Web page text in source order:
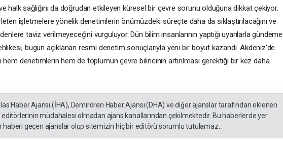
ve halk sağlığını da doğrudan etkileyen küresel bir çevre sorunu olduğuna dikkat çekiyor.
işletmelere yönelik denetimlerin önümüzdeki süreçte daha da sıklaştırılacağını ve
taviz verilmeyeceğini vurguluyor. Dün bilim insanlarının yaptığı uyarılarla gündeme
bugün açıklanan resmi denetim sonuçlarıyla yeni bir boyut kazandı. Akdeniz'de
hem denetimlerin hem de toplumun çevre bilincinin artırılması gerektiği bir kez daha
Haber Ajansı (İHA), Demirören Haber Ajansı (DHA) ve diğer ajanslar tarafından eklenen
müdahalesi olmadan ajans kanallarından çekilmektedir. Bu haberlerde yer
geçen ajanslar olup sitemizin hiç bir editörü sorumlu tutulamaz...